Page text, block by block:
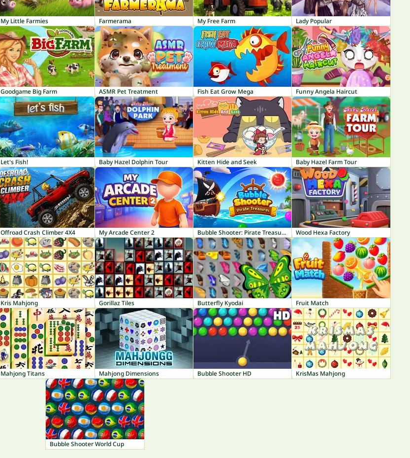
My Little Farmies Farmerama My Free Farm Lady Popular
Goodgame Big Farm ASMR Pet Treatment Fish Eat Grow Mega Funny Angela Haircut
Let's Fish! Baby Hazel Dolphin Tour Kitten Hide and Seek Baby Hazel Farm Tour
Offroad Crash Climber 4X4 My Arcade Center 2 Bubble Shooter: Pirate Treasures Wood Hexa Factory
Kris Mahjong Gorillaz Tiles Butterfly Kyodai Fruit Match
Mahjong Titans Mahjong Dimensions Bubble Shooter HD KrisMas Mahjong
Bubble Shooter World Cup